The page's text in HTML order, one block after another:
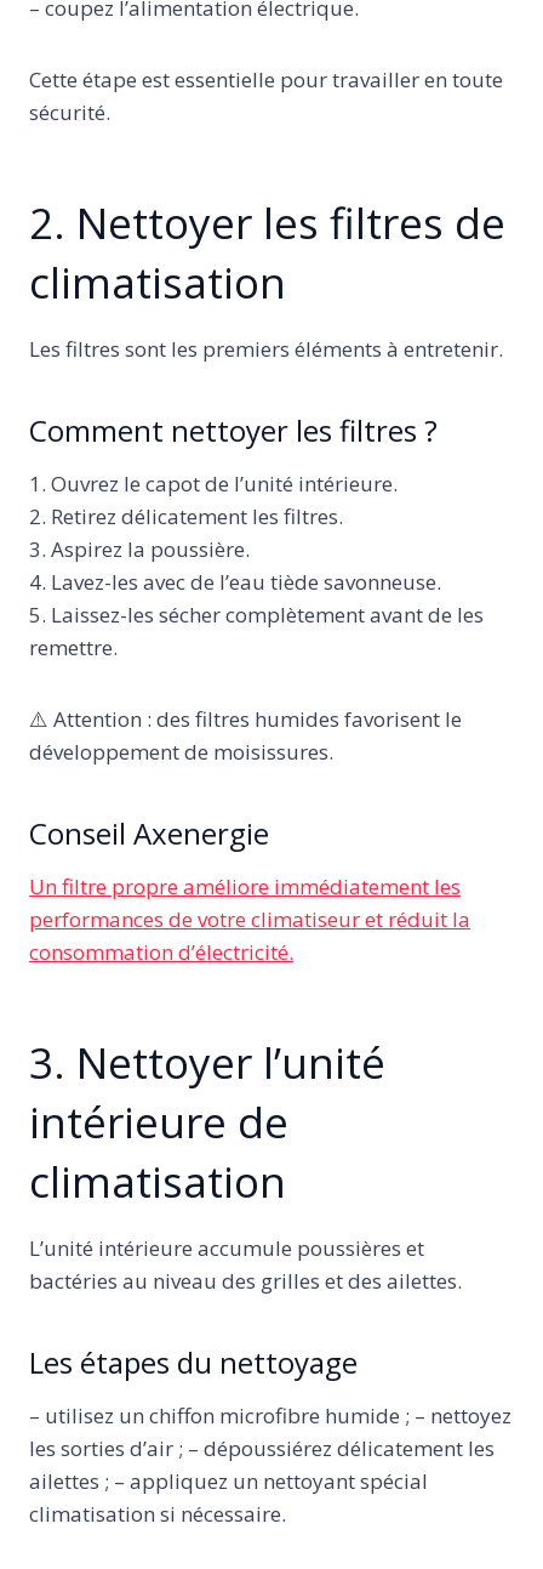
– coupez l’alimentation électrique.
Cette étape est essentielle pour travailler en toute
sécurité.
2. Nettoyer les filtres de
climatisation
Les filtres sont les premiers éléments à entretenir.
Comment nettoyer les filtres ?
1. Ouvrez le capot de l’unité intérieure.
2. Retirez délicatement les filtres.
3. Aspirez la poussière.
4. Lavez-les avec de l’eau tiède savonneuse.
5. Laissez-les sécher complètement avant de les
remettre.
⚠️ Attention : des filtres humides favorisent le
développement de moisissures.
Conseil Axenergie
Un filtre propre améliore immédiatement les
performances de votre climatiseur et réduit la
consommation d’électricité.
3. Nettoyer l’unité
intérieure de
climatisation
L’unité intérieure accumule poussières et
bactéries au niveau des grilles et des ailettes.
Les étapes du nettoyage
– utilisez un chiffon microfibre humide ; – nettoyez
les sorties d’air ; – dépoussiérez délicatement les
ailettes ; – appliquez un nettoyant spécial
climatisation si nécessaire.